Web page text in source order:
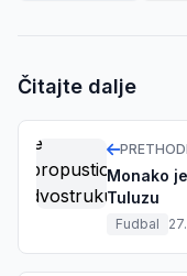
Čitajte dalje
Monako
Tuluzu
Fudbal